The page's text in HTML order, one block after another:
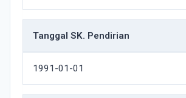
Tanggal SK. Pendirian
1991-01-01